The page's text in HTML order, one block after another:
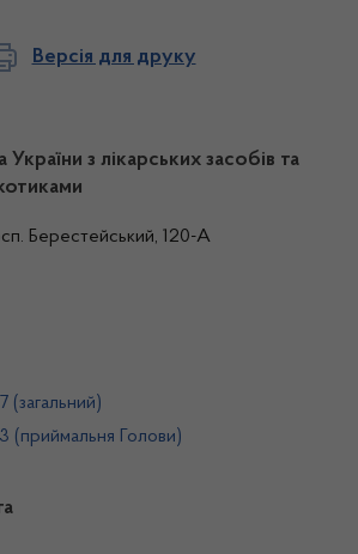
Версія для друку
з лікарських засобів та
Берестейський, 120-А
(приймальня Голови)